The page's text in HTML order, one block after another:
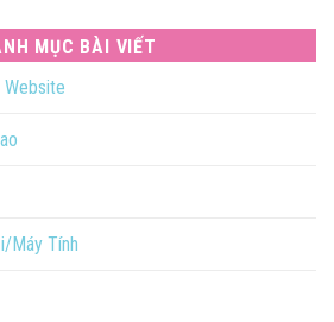
MỤC BÀI VIẾT
Máy Tính